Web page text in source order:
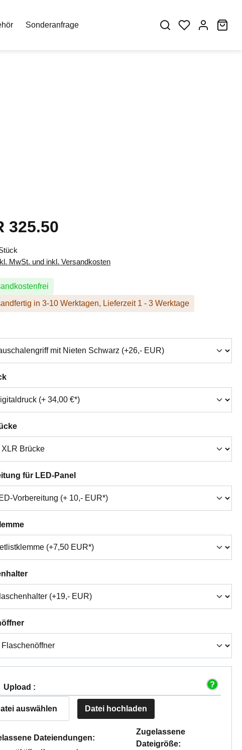
Sonderanfrage
Preis:
325.50
MwSt. und inkl. Versandkosten
in 3-10 Werktagen, Lieferzeit 1 - 3 Werktage
auswählen
auswählen
für LED-Panelauswählen
auswählen
auswählen
auswählen
Upload :
auswählen Datei hochladen
Dateiendungen:
Zugelassene
Dateigröße: